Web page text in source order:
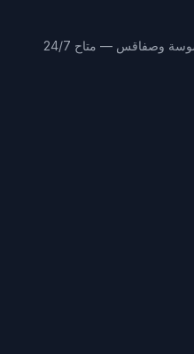
وصفاقس — متاح 24/7